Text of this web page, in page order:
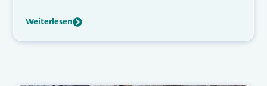
Weiterlesen